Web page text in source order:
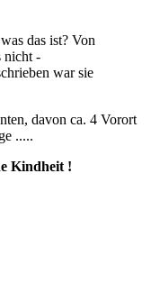
das ist? Von
nicht -
war sie
davon ca. 4 Vorort
.....
Kindheit !